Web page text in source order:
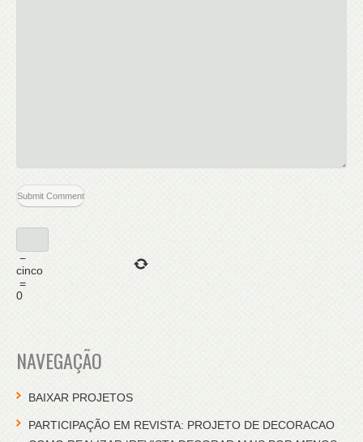
−
cinco
=
0
NAVEGAÇÃO
BAIXAR PROJETOS
PARTICIPAÇÃO EM REVISTA: PROJETO DE DECORACAO